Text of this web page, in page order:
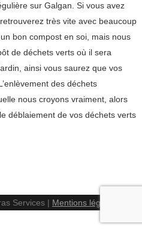
sur Galgan. Si vous avez
très vite avec beaucoup
bon compost en soi, mais nous
de déchets verts où il sera
ainsi vous saurez que vos
des déchets
nous croyons vraiment, alors
déblaiement de vos déchets verts
Services | Mentions légales